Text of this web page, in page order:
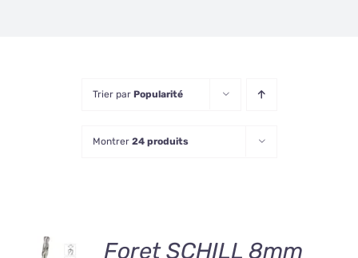
Trier par Popularité
Montrer 24 produits
AJOUTER
Foret SCHILL 8mm